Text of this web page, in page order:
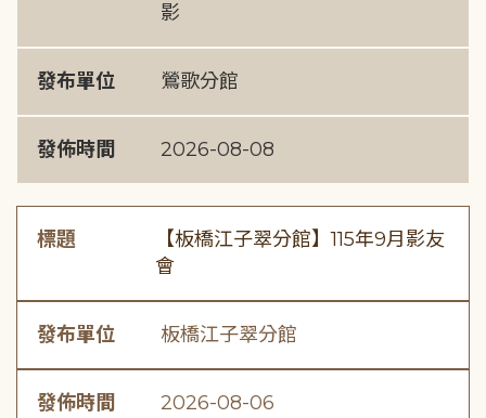
影
發布單位 鶯歌分館
發佈時間 2026-08-08
標題
【板橋江子翠分館】115年9月影友
會
發布單位 板橋江子翠分館
發佈時間 2026-08-06